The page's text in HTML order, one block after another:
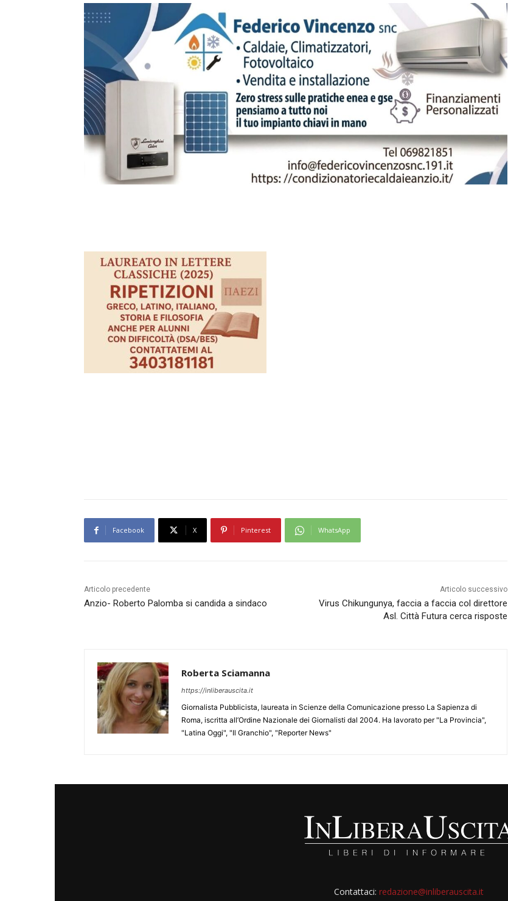
Facebook X Pinterest WhatsApp
Articolo precedente
Anzio- Roberto Palomba si candida a sindaco
Articolo successivo
Virus Chikungunya, faccia a faccia col direttore
Asl. Città Futura cerca risposte
Roberta Sciamanna
https://inliberauscita.it
Giornalista Pubblicista, laureata in Scienze della Comunicazione presso La Sapienza di
Roma, iscritta all’Ordine Nazionale dei Giornalisti dal 2004. Ha lavorato per "La Provincia",
"Latina Oggi", "Il Granchio", "Reporter News"
Contattaci: redazione@inliberauscita.it